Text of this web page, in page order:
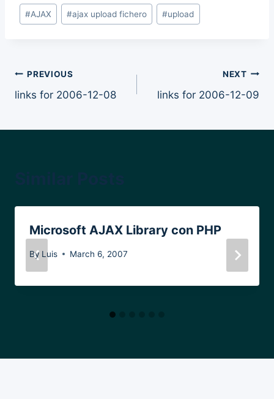
Post
Tags:
#AJAX #ajax upload fichero #upload
Post
navigation
PREVIOUS
links for 2006-12-08
NEXT
links for 2006-12-09
Microsoft AJAX Library con PHP
By Luis March 6, 2007